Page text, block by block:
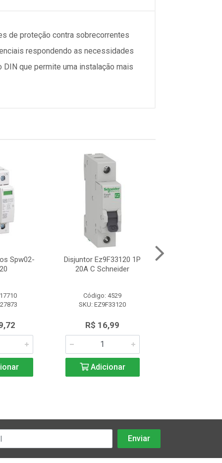
de proteção contra sobrecorrentes
respondendo as necessidades
que permite uma instalação mais
Spw02-
Disjuntor Ez9F33120 1P
20A C Schneider
Código: 4529
SKU: EZ9F33120
R$ 16,99
Adicionar